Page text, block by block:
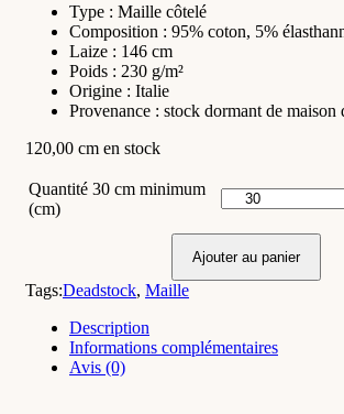
Type : Maille côtelé
Composition : 95% coton, 5%
Laize : 146 cm
Poids : 230 g/m²
Origine : Italie
Provenance : stock dormant de maison
120,00 cm en stock
Quantité 30 cm minimum
(cm)
Ajouter au panier
Tags:Deadstock, Maille
Description
Informations complémentaires
Avis (0)